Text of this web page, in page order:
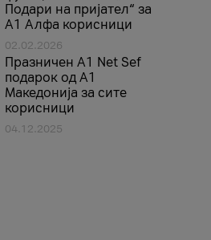
Подари на пријател“ за
А1 Алфа корисници
02.02.2026
Празничен A1 Net Sеf
подарок од А1
Македонија за сите
корисници
04.12.2025